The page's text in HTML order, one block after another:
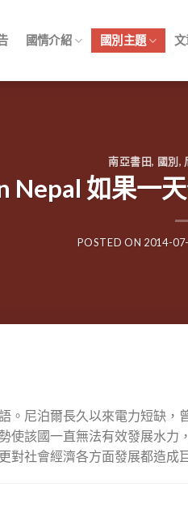
國情介紹 國別主題
南亞書田, 國別,
Nepal 如果一
POSTED ON 2014-
。尼泊爾長久以來電力短缺，
使該國一直無法有效發展水力
對社會經濟各方面發展都造成